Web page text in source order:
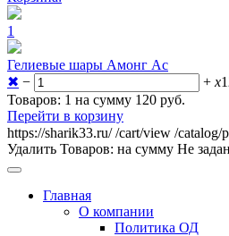
1
Гелиевые шары Амонг Ас
✖ − + x
Товаров: 1 на сумму 120 руб.
Перейти в корзину
https://sharik33.ru/ /cart/view /catalog/
Удалить Товаров: на сумму Не
Главная
О компании
Политика ОД